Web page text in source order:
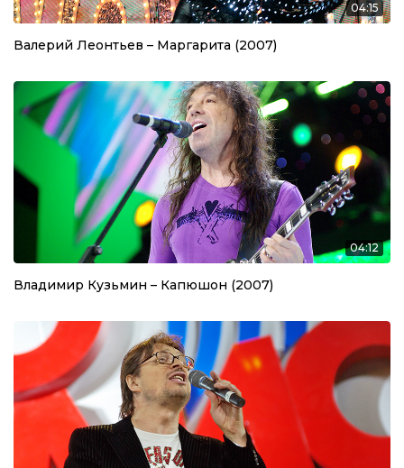
04:15
Валерий Леонтьев – Маргарита (2007)
04:12
Владимир Кузьмин – Капюшон (2007)